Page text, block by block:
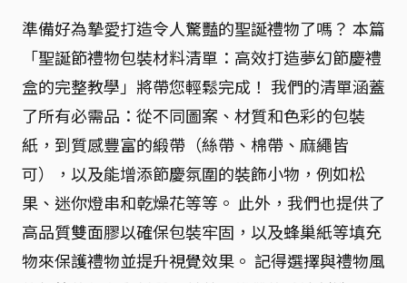
準備好為摯愛打造令人驚豔的聖誕禮物了嗎？ 本篇
「聖誕節禮物包裝材料清單：高效打造夢幻節慶禮
盒的完整教學」將帶您輕鬆完成！ 我們的清單涵蓋
了所有必需品：從不同圖案、材質和色彩的包裝
紙，到質感豐富的緞帶（絲帶、棉帶、麻繩皆
可），以及能增添節慶氛圍的裝飾小物，例如松
果、迷你燈串和乾燥花等等。 此外，我們也提供了
高品質雙面膠以確保包裝牢固，以及蜂巢紙等填充
物來保護禮物並提升視覺效果。 記得選擇與禮物風